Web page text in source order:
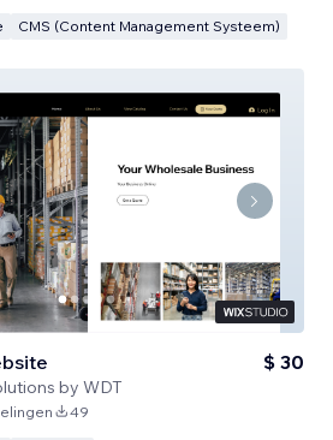
CMS (Content Management Systeem)
by WDT
$ 30
49